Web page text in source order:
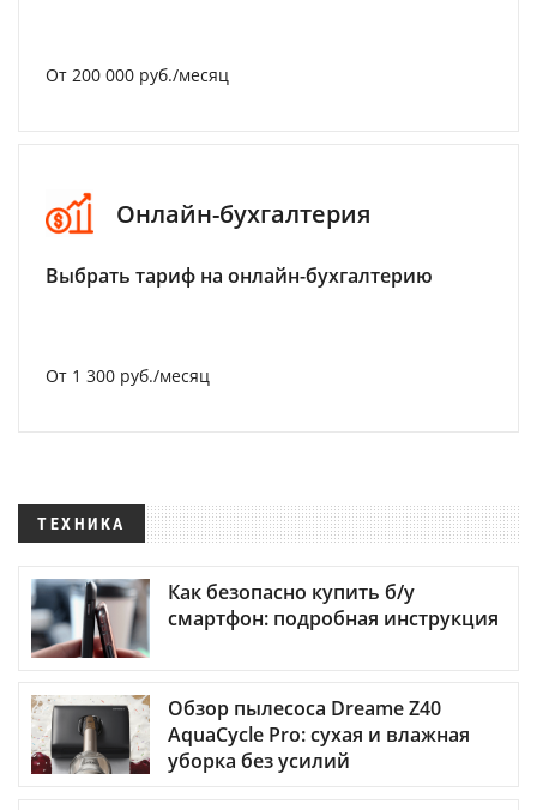
От 200 000 руб./месяц
Онлайн-бухгалтерия
Выбрать тариф на онлайн-бухгалтерию
От 1 300 руб./месяц
ТЕХНИКА
Как безопасно купить б/у
смартфон: подробная инструкция
Обзор пылесоса Dreame Z40
AquaCycle Pro: сухая и влажная
уборка без усилий